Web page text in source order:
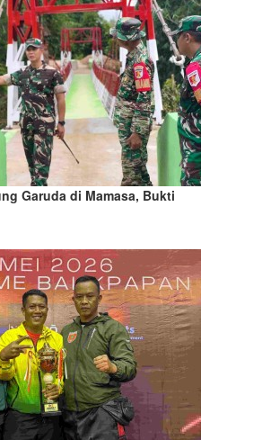
Garuda di Mamasa, Bukti